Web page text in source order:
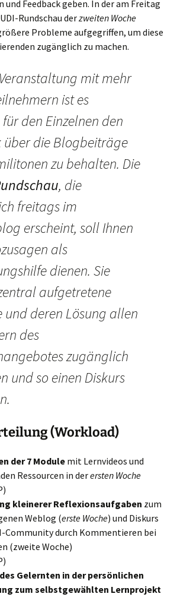
und Feedback geben. In der am Freitag
Rundschau derzweiten Woche
Probleme aufgegriffen, um diese
zugänglich zu machen.
mit mehr
ist es
den Einzelnen den
über die Blogbeiträge
zu behalten. Die
, die
freitags im
erscheint, soll Ihnen
als
dienen. Sie
aufgetretene
und deren Lösung allen
des
zugänglich
und so einen Diskurs
(Workload)
der 7 Module mit Lernvideos und
Ressourcen in derersten Woche
kleinerer Reflexionsaufgaben zum
Weblog (erste Woche) und Diskurs
Community durch Kommentieren bei
(zweite Woche)
Gelernten in der persönlichen
zum selbstgewählten Lernprojekt